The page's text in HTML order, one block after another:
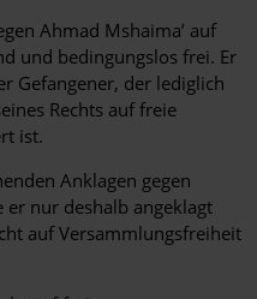
Ahmad Mshaima’ auf
und bedingungslos frei. Er
Gefangener, der lediglich
Rechts auf freie
ist.
Anklagen gegen
er nur deshalb angeklagt
auf Versammlungsfreiheit